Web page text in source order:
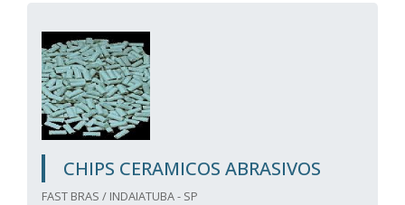
CHIPS CERAMICOS ABRASIVOS
FAST BRAS / INDAIATUBA - SP